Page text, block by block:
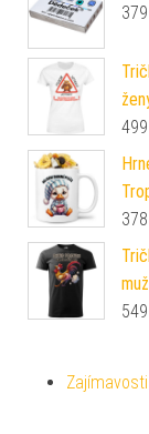
379
499
378
549
Zajímavosti